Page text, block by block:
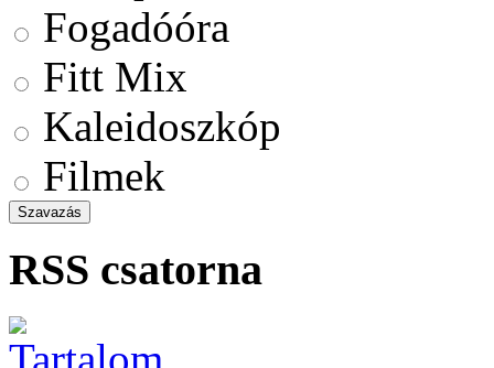
Fogadóóra
Fitt Mix
Kaleidoszkóp
Filmek
RSS csatorna